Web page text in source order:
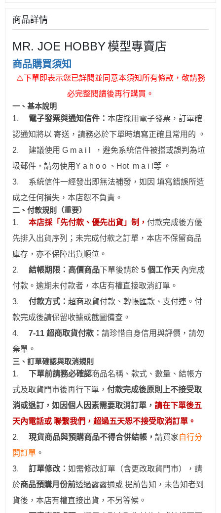
商品詳情
MR. JOE HOBBY模型專賣店
商品購買須知
⚠下單即表示您已詳閱並同意本須知所有條款，敬請務
必完整閱讀後再行購買。
一、 基本說明
1.
電子發票與通知信件： 本店採用電子發票，訂單確
認通知將以 寄送，請務必於下單時填寫正確且常用的 。
2.
建議使用 G m a i l ，避免系統信件被擋或誤判為垃
圾郵件，請勿使用Y a h o o 、Hot m a i l 等 。
3.
系統信件一經發出即無法補發，如因 填寫錯誤所造
成之任何損失，本店恕不負責。
二、付款規則（重要）
1.
本店採「先付款、優先出貨」制， 付款完成後方優
先排入出貨序列；未完成付款之訂單，本店不保留商品
庫存，亦不保障出貨順位。
2.
結帳期限： 高價商品下單後請於 5 個工作天 內完成
付款。逾期未付款者，本店有權直接取消訂單。
3.
付款方式： 超商取貨付款、 轉帳匯款、支付連。付
款完成後請保留收據或截圖備查。
4.
7-11 超商取貨付款： 請珍惜自身信用與評價，請勿
棄單。
三、訂單確認與取消規則
1.
下單前請務必確認商品名稱、款式、數量、結帳方
式及取貨門市後再行下單， 付款完成後原則上不接受取
消或退訂，如因個人因素需要取消訂單， 請在下單後五
天內電話或 聯繫我們，超過五天恕不接受取消訂單。
2.
現貨商品與預購商品不得合併結帳 ， 請買家自行分
開訂單 。
3.
訂單修改： 如需修改訂單（含更改取貨門市），請
於商品預購月份前透過露露通或 提前告知，未告知者到
貨後，本店有權直接出貨，不另等候。